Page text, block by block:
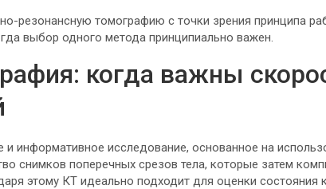
резонансную томографию с точки зрения принципа
выбор одного метода принципиально важен.
когда важны
информативное исследование, основанное на
снимков поперечных срезов тела, которые затем
этому КТ идеально подходит для оценки состояния